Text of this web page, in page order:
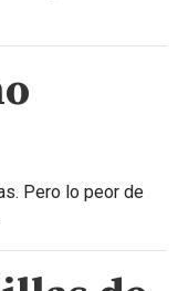
Pero lo peor de